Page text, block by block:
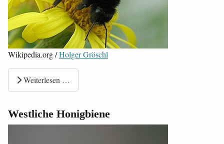
Wikipedia.org /Holger Gröschl
Weiterlesen …
Westliche Honigbiene